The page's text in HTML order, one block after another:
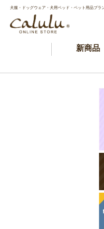
犬服・ドッグウェア・犬用ベッド・ペット用品ブラ
新商品